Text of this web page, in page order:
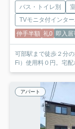
バス・トイレ別
TVモニタ付インタ
仲手半額 礼0 即入居
可部駅まで徒歩２分
Fi）使用料０円。宅
アパート